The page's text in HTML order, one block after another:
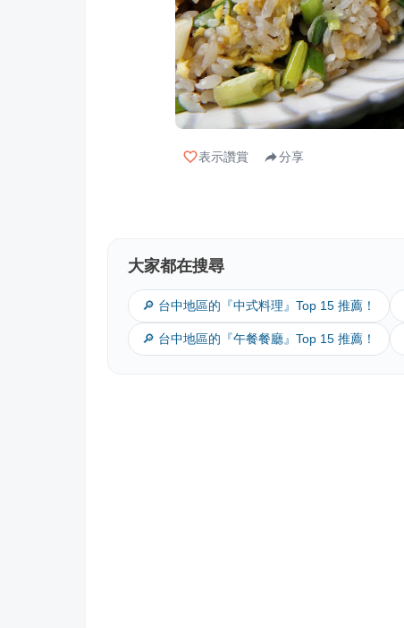
表示讚賞 分享
大家都在搜尋
🔎 台中地區的『中式料理』Top 15 推薦！
🔎 台中地區的『午餐餐廳』Top 15 推薦！